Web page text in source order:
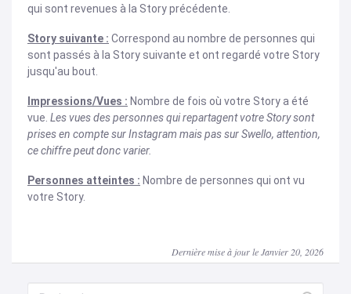
qui sont revenues à la Story précédente.
Story suivante : Correspond au nombre de personnes qui
sont passés à la Story suivante et ont regardé votre Story
jusqu'au bout.
Impressions/Vues : Nombre de fois où votre Story a été
vue. Les vues des personnes qui repartagent votre Story sont
prises en compte sur Instagram mais pas sur Swello, attention,
ce chiffre peut donc varier.
Personnes atteintes : Nombre de personnes qui ont vu
votre Story.
Dernière mise à jour le Janvier 20, 2026